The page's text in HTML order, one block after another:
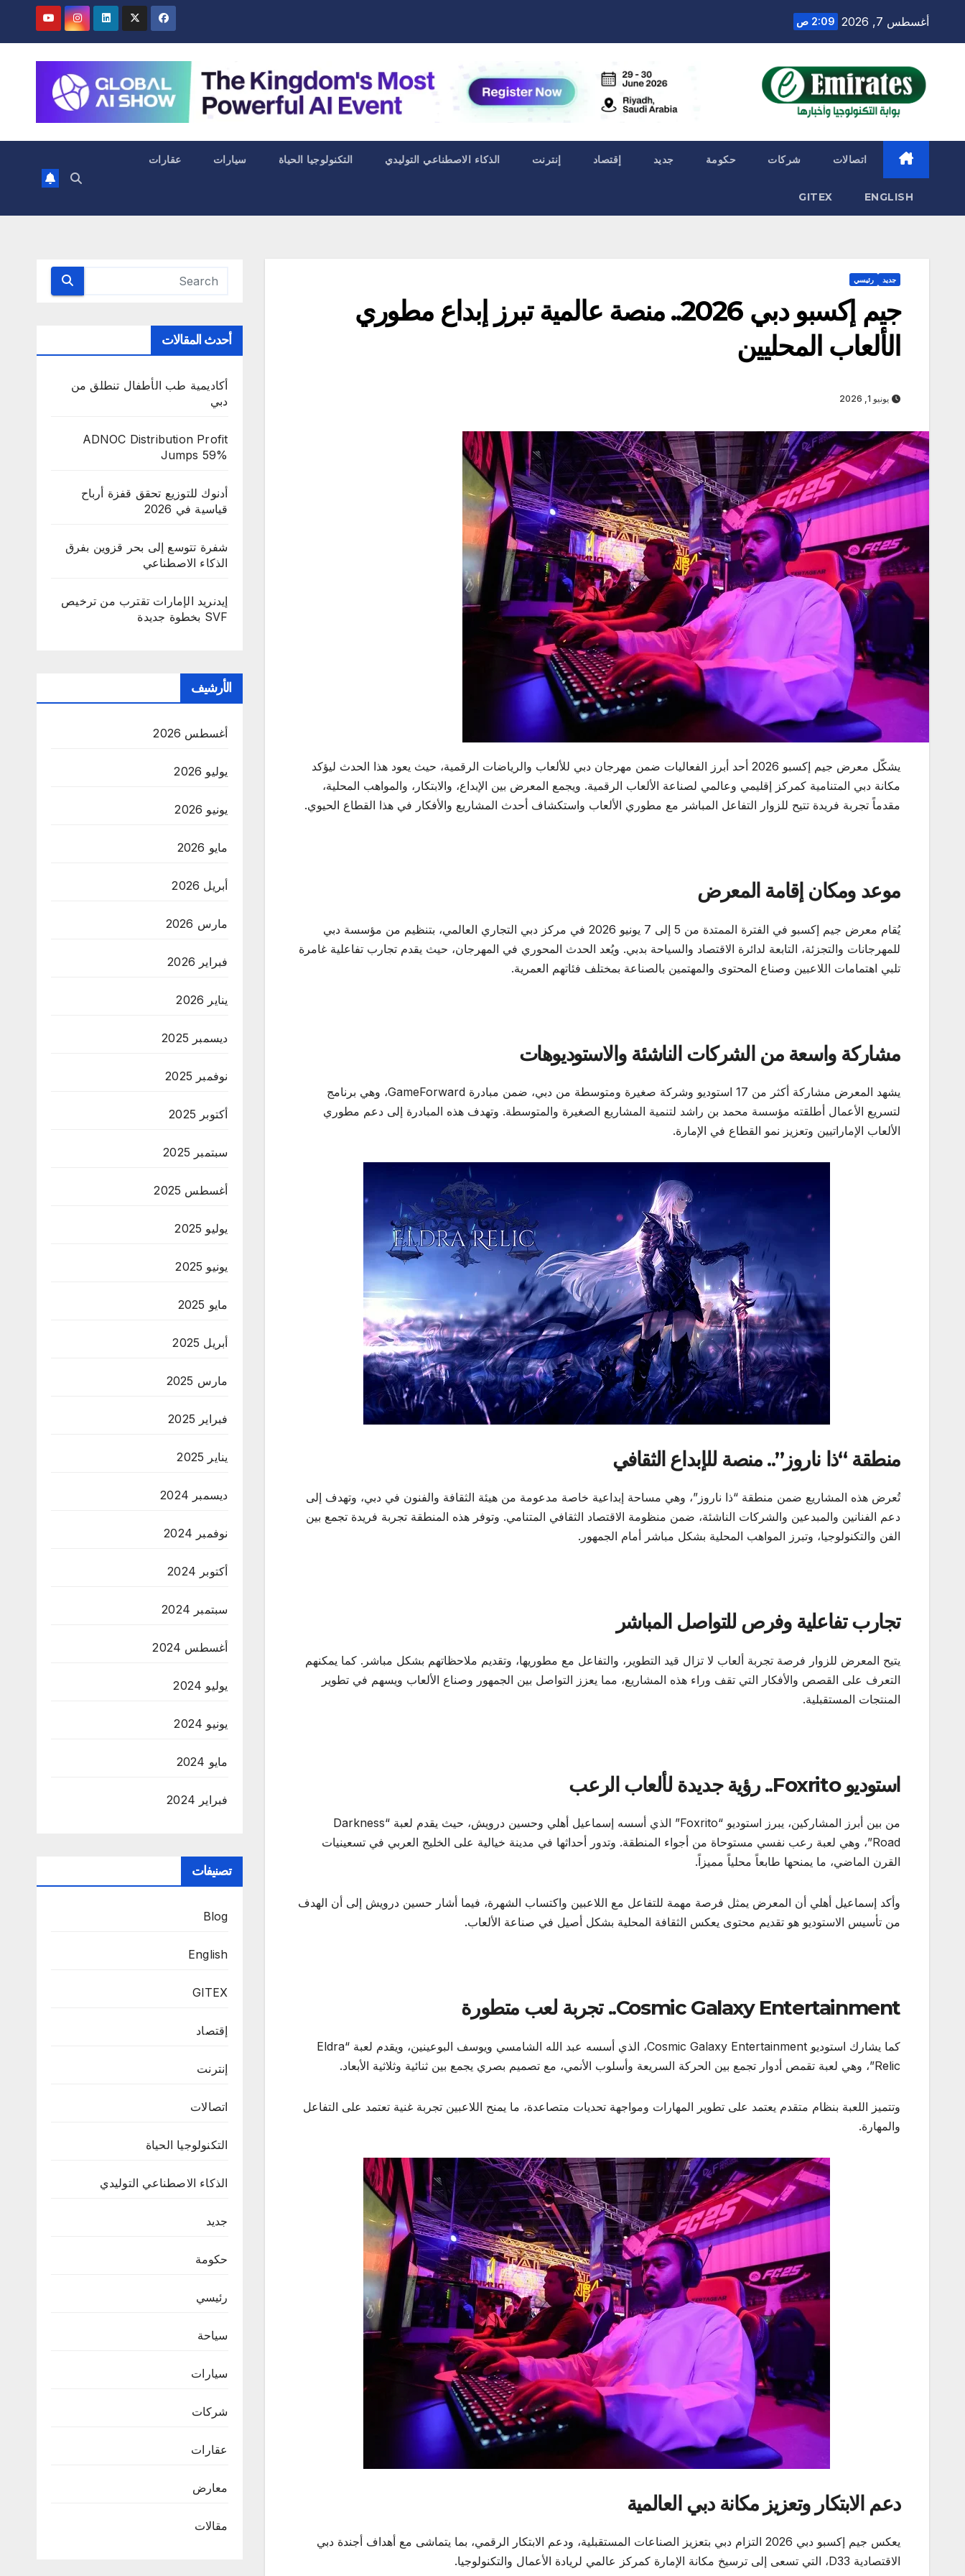
أغسطس 7, 2026 2:09 ص
اتصالات شركات حكومة جديد إقتصاد إنترنت الذكاء الاصطناعي التوليدي التكنولوجيا الحياة سيارات عقارات
ENGLISH
GITEX
جديد رئيسي
جيم إكسبو دبي 2026.. منصة عالمية تبرز إبداع مطوري
الألعاب المحليين
يونيو 1, 2026
يشكّل معرض جيم إكسبو 2026 أحد أبرز الفعاليات ضمن مهرجان دبي للألعاب والرياضات الرقمية، حيث يعود هذا الحدث ليؤكد
مكانة دبي المتنامية كمركز إقليمي وعالمي لصناعة الألعاب الرقمية. ويجمع المعرض بين الإبداع، والابتكار، والمواهب المحلية،
مقدماً تجربة فريدة تتيح للزوار التفاعل المباشر مع مطوري الألعاب واستكشاف أحدث المشاريع والأفكار في هذا القطاع الحيوي.
موعد ومكان إقامة المعرض
يُقام معرض جيم إكسبو في الفترة الممتدة من 5 إلى 7 يونيو 2026 في مركز دبي التجاري العالمي، بتنظيم من مؤسسة دبي
للمهرجانات والتجزئة، التابعة لدائرة الاقتصاد والسياحة بدبي. ويُعد الحدث المحوري في المهرجان، حيث يقدم تجارب تفاعلية غامرة
تلبي اهتمامات اللاعبين وصناع المحتوى والمهتمين بالصناعة بمختلف فئاتهم العمرية.
مشاركة واسعة من الشركات الناشئة والاستوديوهات
يشهد المعرض مشاركة أكثر من 17 استوديو وشركة صغيرة ومتوسطة من دبي، ضمن مبادرة GameForward، وهي برنامج
لتسريع الأعمال أطلقته مؤسسة محمد بن راشد لتنمية المشاريع الصغيرة والمتوسطة. وتهدف هذه المبادرة إلى دعم مطوري
الألعاب الإماراتيين وتعزيز نمو القطاع في الإمارة.
منطقة “ذا ناروز”.. منصة للإبداع الثقافي
تُعرض هذه المشاريع ضمن منطقة “ذا ناروز”، وهي مساحة إبداعية خاصة مدعومة من هيئة الثقافة والفنون في دبي، وتهدف إلى
دعم الفنانين والمبدعين والشركات الناشئة، ضمن منظومة الاقتصاد الثقافي المتنامي. وتوفر هذه المنطقة تجربة فريدة تجمع بين
الفن والتكنولوجيا، وتبرز المواهب المحلية بشكل مباشر أمام الجمهور.
تجارب تفاعلية وفرص للتواصل المباشر
يتيح المعرض للزوار فرصة تجربة ألعاب لا تزال قيد التطوير، والتفاعل مع مطوريها، وتقديم ملاحظاتهم بشكل مباشر. كما يمكنهم
التعرف على القصص والأفكار التي تقف وراء هذه المشاريع، مما يعزز التواصل بين الجمهور وصناع الألعاب ويسهم في تطوير
المنتجات المستقبلية.
استوديو Foxrito.. رؤية جديدة لألعاب الرعب
من بين أبرز المشاركين، يبرز استوديو “Foxrito” الذي أسسه إسماعيل أهلي وحسين درويش، حيث يقدم لعبة “Darkness
Road”، وهي لعبة رعب نفسي مستوحاة من أجواء المنطقة. وتدور أحداثها في مدينة خيالية على الخليج العربي في تسعينيات
القرن الماضي، ما يمنحها طابعاً محلياً مميزاً.
وأكد إسماعيل أهلي أن المعرض يمثل فرصة مهمة للتفاعل مع اللاعبين واكتساب الشهرة، فيما أشار حسين درويش إلى أن الهدف
من تأسيس الاستوديو هو تقديم محتوى يعكس الثقافة المحلية بشكل أصيل في صناعة الألعاب.
Cosmic Galaxy Entertainment.. تجربة لعب متطورة
كما يشارك استوديو Cosmic Galaxy Entertainment، الذي أسسه عبد الله الشامسي ويوسف البوعينين، ويقدم لعبة “Eldra
Relic”، وهي لعبة تقمص أدوار تجمع بين الحركة السريعة وأسلوب الأنمي، مع تصميم بصري يجمع بين ثنائية وثلاثية الأبعاد.
وتتميز اللعبة بنظام متقدم يعتمد على تطوير المهارات ومواجهة تحديات متصاعدة، ما يمنح اللاعبين تجربة غنية تعتمد على التفاعل
والمهارة.
دعم الابتكار وتعزيز مكانة دبي العالمية
يعكس جيم إكسبو دبي 2026 التزام دبي بتعزيز الصناعات المستقبلية، ودعم الابتكار الرقمي، بما يتماشى مع أهداف أجندة دبي
الاقتصادية D33، التي تسعى إلى ترسيخ مكانة الإمارة كمركز عالمي لريادة الأعمال والتكنولوجيا.
أحدث المقالات
أكاديمية طب الأطفال تنطلق من
دبي
ADNOC Distribution Profit
Jumps 59%
أدنوك للتوزيع تحقق قفزة أرباح
قياسية في 2026
شفرة تتوسع إلى بحر قزوين بفرق
الذكاء الاصطناعي
إيدنريد الإمارات تقترب من ترخيص
SVF بخطوة جديدة
الأرشيف
أغسطس 2026
يوليو 2026
يونيو 2026
مايو 2026
أبريل 2026
مارس 2026
فبراير 2026
يناير 2026
ديسمبر 2025
نوفمبر 2025
أكتوبر 2025
سبتمبر 2025
أغسطس 2025
يوليو 2025
يونيو 2025
مايو 2025
أبريل 2025
مارس 2025
فبراير 2025
يناير 2025
ديسمبر 2024
نوفمبر 2024
أكتوبر 2024
سبتمبر 2024
أغسطس 2024
يوليو 2024
يونيو 2024
مايو 2024
فبراير 2024
تصنيفات
Blog
English
GITEX
إقتصاد
إنترنت
اتصالات
التكنولوجيا الحياة
الذكاء الاصطناعي التوليدي
جديد
حكومة
رئيسي
سياحة
سيارات
شركات
عقارات
معارض
مقالات